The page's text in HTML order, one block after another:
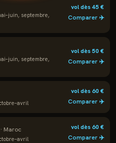
septembre,
vol dès45 €
Comparer ✈️
septembre,
vol dès50€
Comparer ✈️
vol dès60€
Comparer ✈️
· Maroc vol dès60€
Comparer ✈️